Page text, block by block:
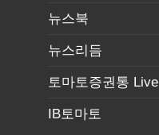
뉴스북
뉴스리듬
토마토증권통 Live
IB토마토